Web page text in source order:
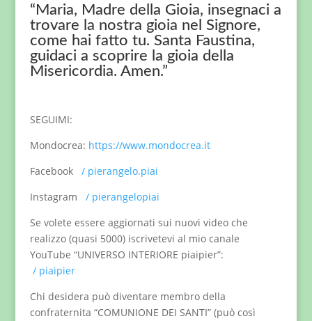
“Maria, Madre della Gioia, insegnaci a
trovare la nostra gioia nel Signore,
come hai fatto tu. Santa Faustina,
guidaci a scoprire la gioia della
Misericordia. Amen.”
SEGUIMI:
Mondocrea: https://www.mondocrea.it
Facebook
/ pierangelo.piai
Instagram
/ pierangelopiai
Se volete essere aggiornati sui nuovi video che
realizzo (quasi 5000) iscrivetevi al mio canale
YouTube “UNIVERSO INTERIORE piaipier”:
/ piaipier
Chi desidera può diventare membro della
confraternita “COMUNIONE DEI SANTI” (può così